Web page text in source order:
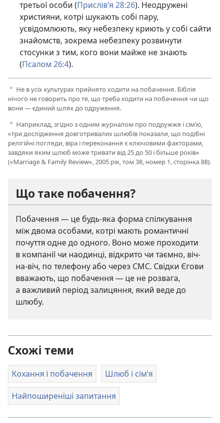
третьої особи (Прислів’я 28:26). Неодружені
християни, котрі шукають собі пару,
усвідомлюють, яку небезпеку криють у собі сайти
знайомств, зокрема небезпеку розвинути
стосунки з тим, кого вони майже не знають
(Псалом 26:4).
a Не в усіх культурах прийнято ходити на побачення. Біблія
нічого не говорить про те, що треба ходити на побачення чи що
вони — єдиний шлях до одруження.
b Наприклад, згідно з одним журналом про подружжя і сім’ю,
«три дослідження довготривалих шлюбів показали, що подібні
релігійні погляди, віра і переконання є ключовими факторами,
завдяки яким шлюб може тривати від 25 до 50 і більше років»
(«Marriage & Family Review», 2005 рік, том 38, номер 1, сторінка 88).
Що таке побачення?
Побачення — це будь-яка форма спілкування
між двома особами, котрі мають романтичні
почуття одне до одного. Воно може проходити
в компанії чи наодинці, відкрито чи таємно, віч-
на-віч, по телефону або через СМС. Свідки Єгови
вважають, що побачення — це не розвага,
а важливий період залицяння, який веде до
шлюбу.
Схожі теми
Кохання і побачення Шлюб і сім’я
Найпоширеніші запитання